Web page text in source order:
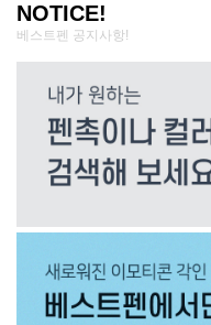
NOTICE!
베스트펜 공지사항!